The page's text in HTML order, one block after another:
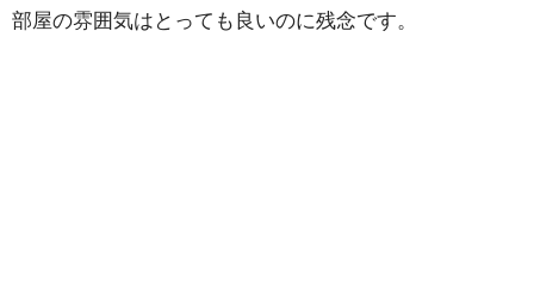
部屋の雰囲気はとっても良いのに残念です。